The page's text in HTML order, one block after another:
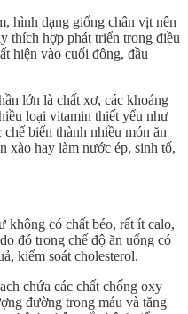
hình dạng giống chân vịt nên
thích hợp phát triển trong điều
hiện vào cuối đông, đầu
lớn là chất xơ, các khoáng
loại vitamin thiết yếu như
biến thành nhiều món ăn
xào hay làm nước ép, sinh tố,
không có chất béo, rất ít calo,
đó trong chế độ ăn uống có
kiểm soát cholesterol.
chứa các chất chống oxy
đường trong máu và tăng